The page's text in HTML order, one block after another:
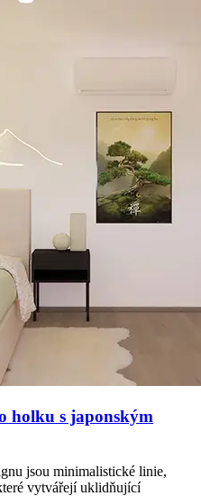
holku s japonským
jsou minimalistické linie,
vytvářejí uklidňující